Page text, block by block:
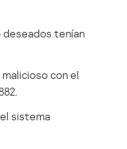
deseados tenían
con el
sistema